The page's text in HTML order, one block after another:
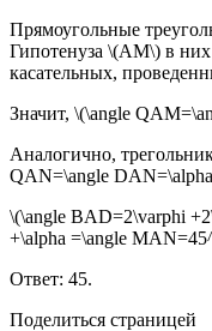
Прямоугольные
Гипотенуза \(AM\) в
касательных,
Значит, \(\angle
Аналогично,
QAN=\angle
\(\angle BAD=2\varphi
+\alpha =\angle
Ответ: 45.
Поделиться страницей